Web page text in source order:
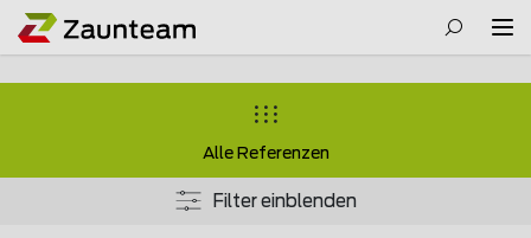
Alle Referenzen
Filter einblenden